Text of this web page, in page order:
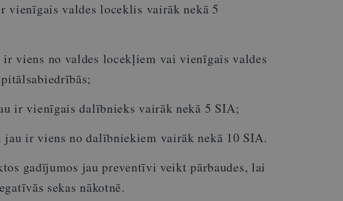
vienīgais valdes loceklis vairāk nekā 5
viens no valdes locekļiem vai vienīgais valdes
ir vienīgais dalībnieks vairāk nekā 5 SIA;
ir viens no dalībniekiem vairāk nekā 10 SIA.
gadījumos jau preventīvi veikt pārbaudes, lai
sekas nākotnē.